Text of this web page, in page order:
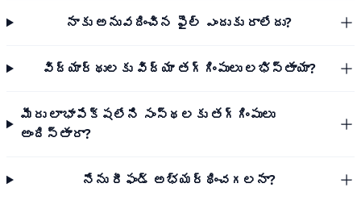
నాకు అనువదించిన ఫైల్ ఎందుకు రాలేదు?
విద్యార్థులకు విద్యా తగ్గింపులు లభిస్తాయా?
మీరు లాభాపేక్షలేని సంస్థలకు తగ్గింపులు
అందిస్తారా?
నేను రీఫండ్ అభ్యర్థించగలనా?